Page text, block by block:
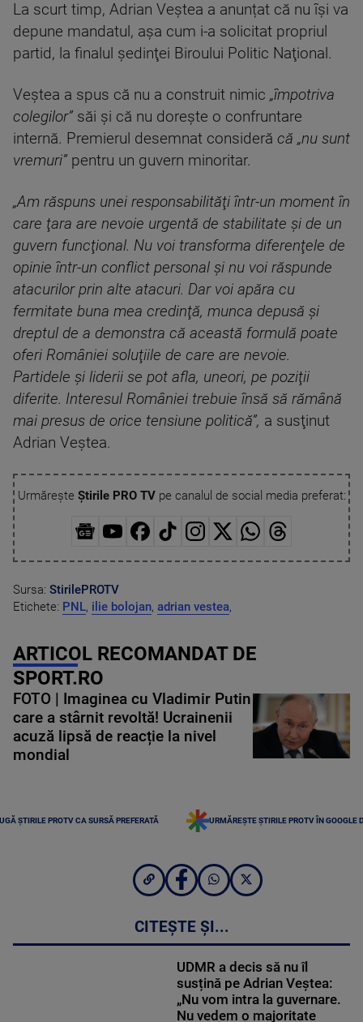
La scurt timp, Adrian Veştea a anunțat că nu își va
depune mandatul, aşa cum i-a solicitat propriul
partid, la finalul şedinţei Biroului Politic Naţional.
Veştea a spus că nu a construit nimic „împotriva
colegilor” săi şi că nu doreşte o confruntare
internă. Premierul desemnat consideră că „nu sunt
vremuri” pentru un guvern minoritar.
„Am răspuns unei responsabilităţi într-un moment în
care ţara are nevoie urgentă de stabilitate şi de un
guvern funcţional. Nu voi transforma diferenţele de
opinie într-un conflict personal şi nu voi răspunde
atacurilor prin alte atacuri. Dar voi apăra cu
fermitate buna mea credinţă, munca depusă şi
dreptul de a demonstra că această formulă poate
oferi României soluţiile de care are nevoie.
Partidele şi liderii se pot afla, uneori, pe poziţii
diferite. Interesul României trebuie însă să rămână
mai presus de orice tensiune politică”, a susţinut
Adrian Veştea.
Urmărește Știrile PRO TVpe canalul de social media preferat:
Sursa: StirilePROTV
Etichete: PNL, ilie bolojan, adrian vestea,
ARTICOL RECOMANDAT DE
SPORT.RO
FOTO | Imaginea cu Vladimir Putin
care a stârnit revoltă! Ucrainenii
acuză lipsă de reacție la nivel
mondial
ȘTIRILE PROTV CA SURSĂ PREFERATĂ URMĂREȘTE ȘTIRILE PROTV ÎN GOOGLE
CITEȘTE ȘI...
UDMR a decis să nu îl
susțină pe Adrian Veștea:
„Nu vom intra la guvernare.
Nu vedem o majoritate